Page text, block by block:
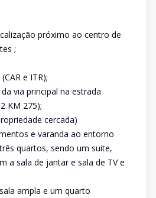
próximo ao centro de
;
e ITR);
via principal na estrada
KM 275);
cercada)
e varanda ao entorno
quartos, sendo um suite,
a sala de jantar e sala de TV e
ampla e um quarto